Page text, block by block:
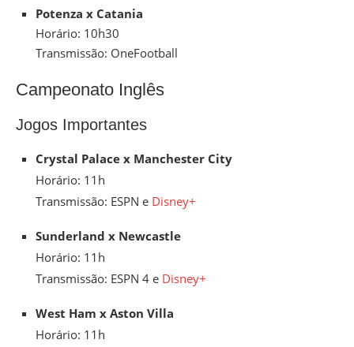
Potenza x Catania
Horário: 10h30
Transmissão: OneFootball
Campeonato Inglês
Jogos Importantes
Crystal Palace x Manchester City
Horário: 11h
Transmissão: ESPN e Disney+
Sunderland x Newcastle
Horário: 11h
Transmissão: ESPN 4 e Disney+
West Ham x Aston Villa
Horário: 11h